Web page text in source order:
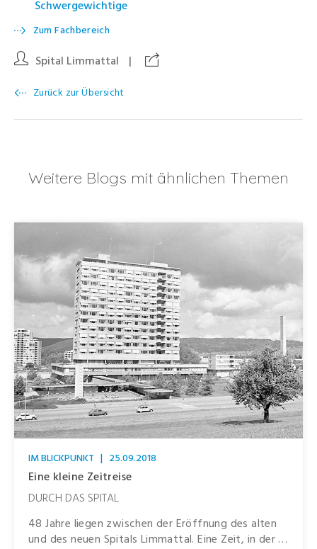
Schwergewichtige
Zum Fachbereich
Spital Limmattal |
Zurück zur Übersicht
Weitere Blogs mit ähnlichen Themen
IM BLICKPUNKT | 25.09.2018
Eine kleine Zeitreise
DURCH DAS SPITAL
48 Jahre liegen zwischen der Eröffnung des alten
und des neuen Spitals Limmattal. Eine Zeit, in der …